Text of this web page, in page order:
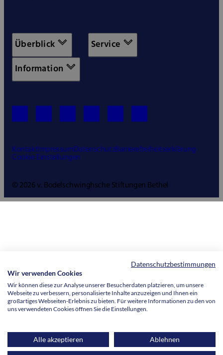
Überblick
Service
Information
KontaktImpressumDatenschutzBarrierefreiheitserklärung
Cookie Einstellungen
© 2026 v. Bodelschwinghsche Stiftungen Bethel
Datenschutzbestimmungen
Wir verwenden Cookies
Wir können diese zur Analyse unserer Besucherdaten platzieren, um unsere
Webseite zu verbessern, personalisierte Inhalte anzuzeigen und Ihnen ein
großartiges Webseiten-Erlebnis zu bieten. Für weitere Informationen zu den von
uns verwendeten Cookies öffnen Sie die Einstellungen.
Alle akzeptieren Ablehnen